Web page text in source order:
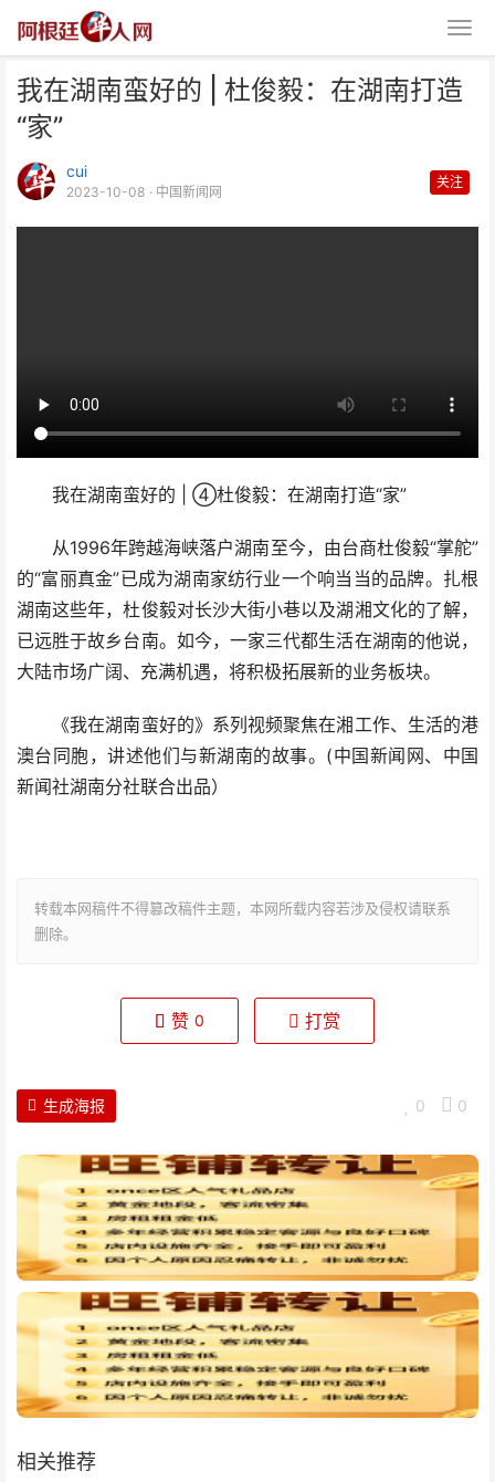
我在湖南蛮好的 | 杜俊毅：在湖南打造
“家”
cui
2023-10-08 · 中国新闻网
关注
我在湖南蛮好的 | ④杜俊毅：在湖南打造“家”
从1996年跨越海峡落户湖南至今，由台商杜俊毅“掌舵”
的“富丽真金”已成为湖南家纺行业一个响当当的品牌。扎根
湖南这些年，杜俊毅对长沙大街小巷以及湖湘文化的了解，
已远胜于故乡台南。如今，一家三代都生活在湖南的他说，
大陆市场广阔、充满机遇，将积极拓展新的业务板块。
《我在湖南蛮好的》系列视频聚焦在湘工作、生活的港
澳台同胞，讲述他们与新湖南的故事。(中国新闻网、中国
新闻社湖南分社联合出品）
转载本网稿件不得篡改稿件主题，本网所载内容若涉及侵权请联系
删除。
赞 0 打赏
0 0
生成海报
相关推荐